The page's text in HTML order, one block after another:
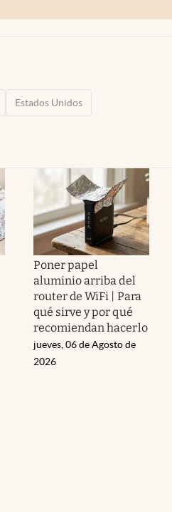
Estados Unidos
Poner papel
aluminio arriba del
router de WiFi | Para
qué sirve y por qué
recomiendan hacerlo
jueves, 06 de Agosto de
2026